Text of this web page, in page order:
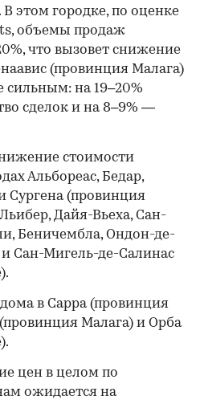
этом городке, по оценке
объемы продаж
что вызовет снижение
(провинция Малага)
сильным: на 19–20%
сделок и на 8–9% —
стоимости
Альбореас, Бедар,
Сургена (провинция
Дайя-Вьеха, Сан-
Беничембла, Ондон-де-
и Сан-Мигель-де-Салинас
в Сарра (провинция
Малага) и Орба
цен в целом по
ожидается на